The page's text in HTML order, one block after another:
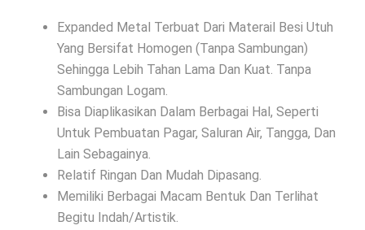
Expanded Metal Terbuat Dari Materail Besi Utuh
Yang Bersifat Homogen (Tanpa Sambungan)
Sehingga Lebih Tahan Lama Dan Kuat. Tanpa
Sambungan Logam.
Bisa Diaplikasikan Dalam Berbagai Hal, Seperti
Untuk Pembuatan Pagar, Saluran Air, Tangga, Dan
Lain Sebagainya.
Relatif Ringan Dan Mudah Dipasang.
Memiliki Berbagai Macam Bentuk Dan Terlihat
Begitu Indah/Artistik.